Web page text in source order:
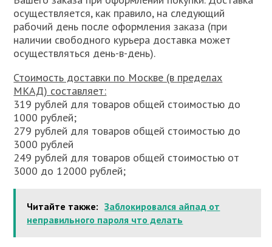
осуществляется, как правило, на следующий
рабочий день после оформления заказа (при
наличии свободного курьера доставка может
осуществляться день-в-день).
Стоимость доставки по Москве (в пределах
МКАД) составляет:
319 рублей для товаров общей стоимостью до
1000 рублей;
279 рублей для товаров общей стоимостью до
3000 рублей
249 рублей для товаров общей стоимостью от
3000 до 12000 рублей;
Читайте также: Заблокировался айпад от
неправильного пароля что делать